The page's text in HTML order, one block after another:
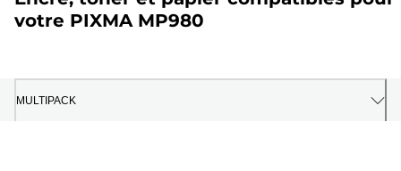
votre PIXMA MP980
MULTIPACK